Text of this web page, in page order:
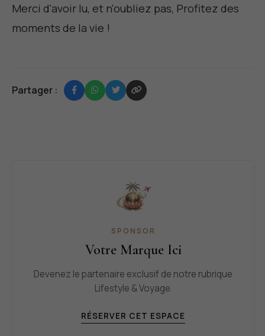
Merci d'avoir lu, et n'oubliez pas, Profitez des
moments de la vie !
Partager :
SPONSOR
Votre Marque Ici
Devenez le partenaire exclusif de notre rubrique
Lifestyle & Voyage.
RÉSERVER CET ESPACE